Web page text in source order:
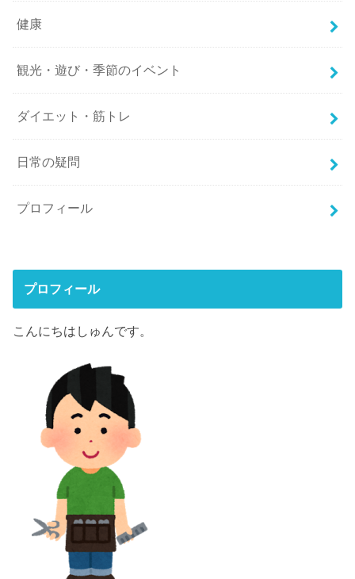
健康
観光・遊び・季節のイベント
ダイエット・筋トレ
日常の疑問
プロフィール
プロフィール
こんにちはしゅんです。